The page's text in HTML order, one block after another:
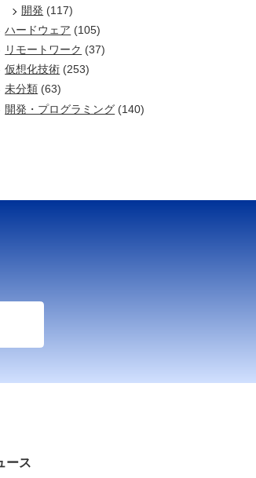
開発 (117)
ハードウェア (105)
リモートワーク (37)
仮想化技術 (253)
未分類 (63)
開発・プログラミング (140)
ース